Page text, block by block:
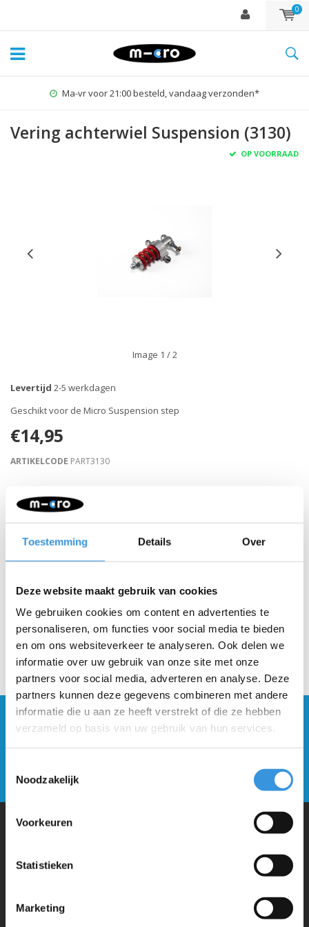
Toestemming Details Over
Deze website maakt gebruik van cookies
We gebruiken cookies om content en advertenties te
personaliseren, om functies voor social media te bieden
en om ons websiteverkeer te analyseren. Ook delen we
informatie over uw gebruik van onze site met onze
partners voor social media, adverteren en analyse. Deze
partners kunnen deze gegevens combineren met andere
informatie die u aan ze heeft verstrekt of die ze hebben
verzameld op basis van uw gebruik van hun services.
Noodzakelijk
Voorkeuren
Statistieken
Marketing
0
Ma-vr voor 21:00 besteld, vandaag verzonden*
Vering achterwiel Suspension (3130)
OP VOORRAAD
Image 1 / 2
Levertijd 2-5 werkdagen
Geschikt voor de Micro Suspension step
€14,95
ARTIKELCODE PART3130
Retour binnen 30 dagen
Beschrijving
Blijf op de hoogte en schrijf je in voor onze
nieuwsbrief
Verstuur
iconische 3-wielige step. Al onze steps worden met veel aandacht en